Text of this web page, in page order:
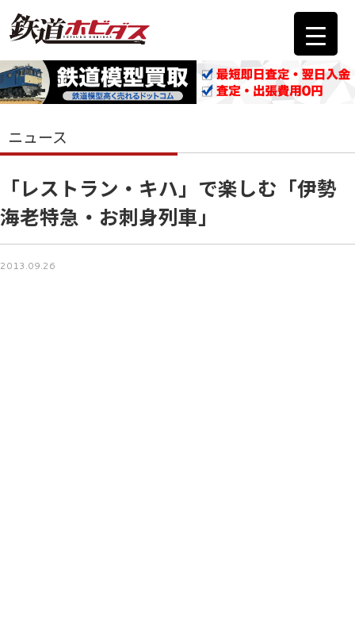
ニュース
「レストラン・キハ」で楽しむ「伊勢
海老特急・お刺身列車」
2013.09.26